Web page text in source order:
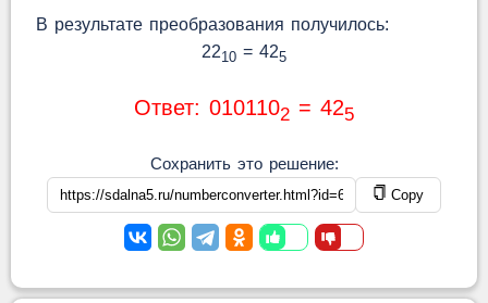
В результате преобразования получилось:
2210 = 425
Ответ: 0101102 = 425
Сохранить это решение:
Copy